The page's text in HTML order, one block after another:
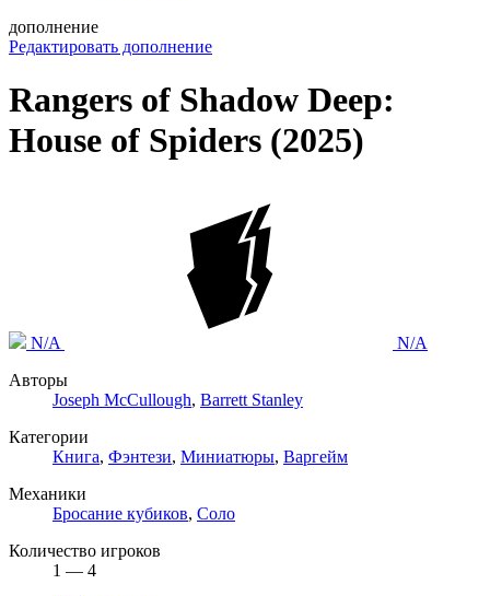
дополнение
Редактировать дополнение
Rangers of Shadow Deep:
House of Spiders (2025)
N/A
N/A
Авторы
Joseph McCullough, Barrett Stanley
Категории
Книга, Фэнтези, Миниатюры, Варгейм
Механики
Бросание кубиков, Соло
Количество игроков
1 — 4